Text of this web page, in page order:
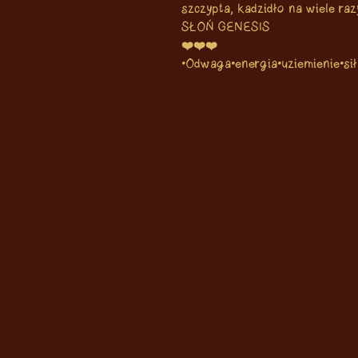
szczypta, kadzidło na wiele
SŁOŃ GENESIS
❤️❤️❤️